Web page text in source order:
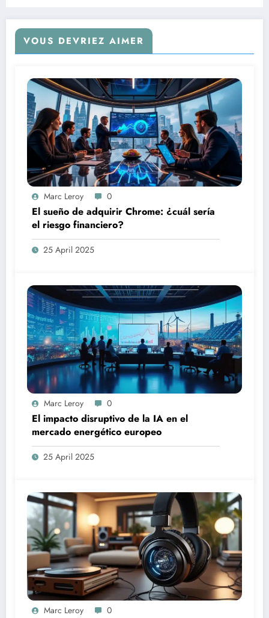
VOUS DEVRIEZ AIMER
Marc Leroy 0
El sueño de adquirir Chrome: ¿cuál sería
el riesgo financiero?
25 April 2025
Marc Leroy 0
El impacto disruptivo de la IA en el
mercado energético europeo
25 April 2025
Marc Leroy 0